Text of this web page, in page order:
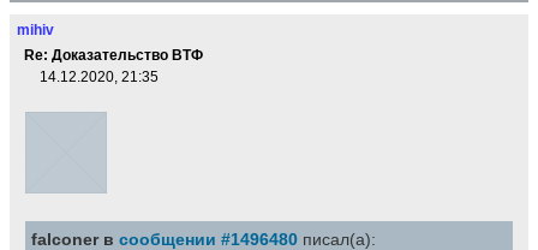
mihiv
Re: Доказательство ВТФ
14.12.2020, 21:35
falconer в сообщении #1496480 писал(а):